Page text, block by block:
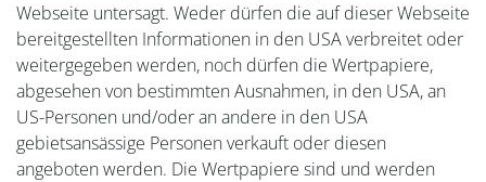
Webseite untersagt. Weder dürfen die auf dieser Webseite
bereitgestellten Informationen in den USA verbreitet oder
weitergegeben werden, noch dürfen die Wertpapiere,
abgesehen von bestimmten Ausnahmen, in den USA, an
US-Personen und/oder an andere in den USA
gebietsansässige Personen verkauft oder diesen
angeboten werden. Die Wertpapiere sind und werden